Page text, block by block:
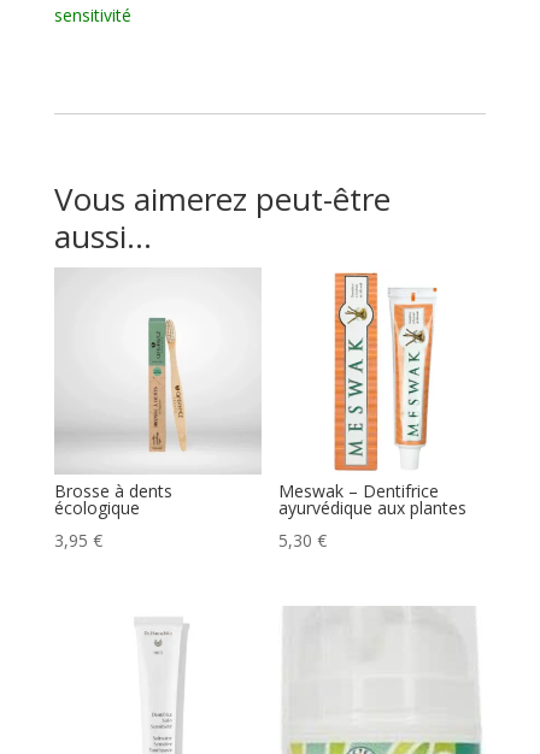
sensitivité
Vous aimerez peut-être
aussi…
Brosse à dents
écologique
3,95 €
Meswak – Dentifrice
ayurvédique aux plantes
5,30€